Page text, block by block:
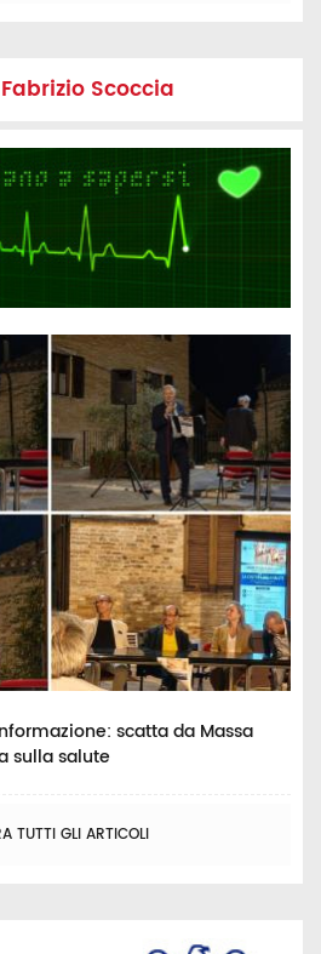
Fabrizio Scoccia
scatta da Massa
sulla salute
TUTTI GLI ARTICOLI